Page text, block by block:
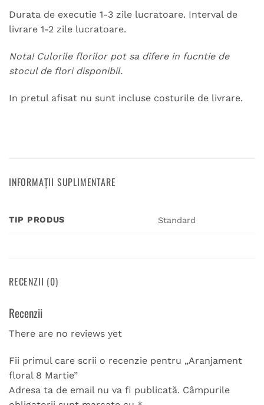
Durata de executie 1-3 zile lucratoare. Interval de
livrare 1-2 zile lucratoare.
Nota! Culorile florilor pot sa difere in fucntie de
stocul de flori disponibil.
In pretul afisat nu sunt incluse costurile de livrare.
INFORMAȚII SUPLIMENTARE
TIP PRODUS Standard
RECENZII (0)
Recenzii
There are no reviews yet
Fii primul care scrii o recenzie pentru „Aranjament
floral 8 Martie”
Adresa ta de email nu va fi publicată. Câmpurile